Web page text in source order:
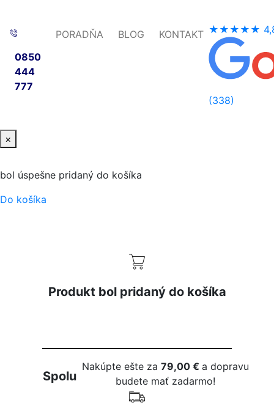
0850
444
777
PORADŇA BLOG KONTAKT ★★★★★
(338)
×
bol úspešne pridaný do košíka
Do košíka
Produkt bol pridaný do košíka
Spolu
Nakúpte ešte za79,00 €a dopravu
budete mať zadarmo!